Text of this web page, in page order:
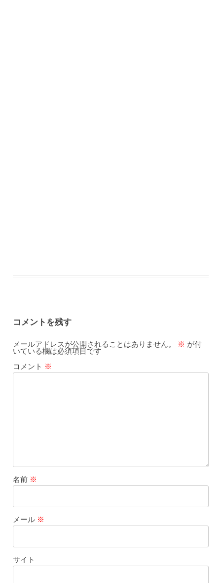
コメントを残す
メールアドレスが公開されることはありません。 ※ が付
いている欄は必須項目です
コメント ※
名前 ※
メール ※
サイト